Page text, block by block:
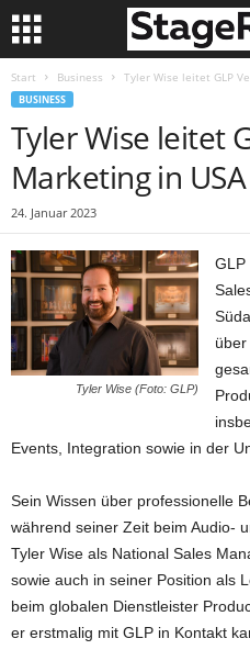
Start Business Tyler Wise leitet GLP
BUSINESS
Tyler Wise leitet
Marketing in USA
24. Januar 2023
Tyler Wise (Foto: GLP)
GLP
Events, Integration sowie in der
Sein Wissen über professionelle
während seiner Zeit beim Audio-
Tyler Wise als National Sales
sowie auch in seiner Position als
beim globalen Dienstleister
er erstmalig mit GLP in Kontakt